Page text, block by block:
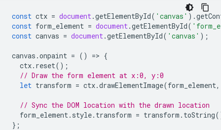
const ctx = document.getElementById( 'canvas' ).
const form_element = document.getElementById(
const canvas = document.getElementById( 'canvas' );
canvas .onpaint = () => {
ctx. reset();
// Draw the form element at x:0, y:0
let transform = ctx.drawElementImage(form_element,
// Sync the DOM location with the drawn location
form_element. style. transform = transform . toString
};